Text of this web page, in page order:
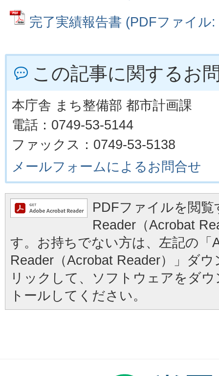
完了実績報告書 (PDFファイル
この記事に関するお
本庁舎 まち整備部 都市計画課
電話：0749-53-5144
ファックス：0749-53-5138
メールフォームによるお問合せ
PDFファイルを閲
Reader（Acrobat
す。お持ちでない方は、左記の「
Reader（Acrobat Reader）」ダ
リックして、ソフトウェアをダ
トールしてください。